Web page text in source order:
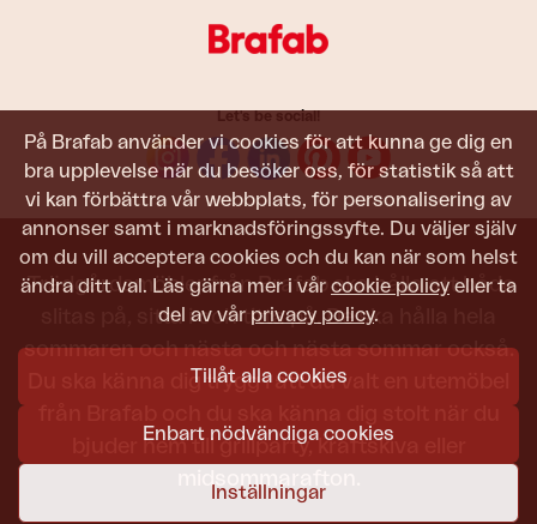
På Brafab använder vi cookies för att kunna ge dig en
bra upplevelse när du besöker oss, för statistik så att
vi kan förbättra vår webbplats, för personalisering av
annonser samt i marknadsföringssyfte. Du väljer själv
om du vill acceptera cookies och du kan när som helst
ändra ditt val. Läs gärna mer i vår cookie policy eller ta
del av vår privacy policy.
Tillåt alla cookies
Enbart nödvändiga cookies
Inställningar
Let's be social!
Trädgårdsmöbler från Brafab ska hålla att både
slitas på, sitta i och titta på. De ska hålla hela
sommaren och nästa och nästa sommar också.
Du ska känna dig trygg i att du valt en utemöbel
bjuder hem till grillparty, kräftskiva eller